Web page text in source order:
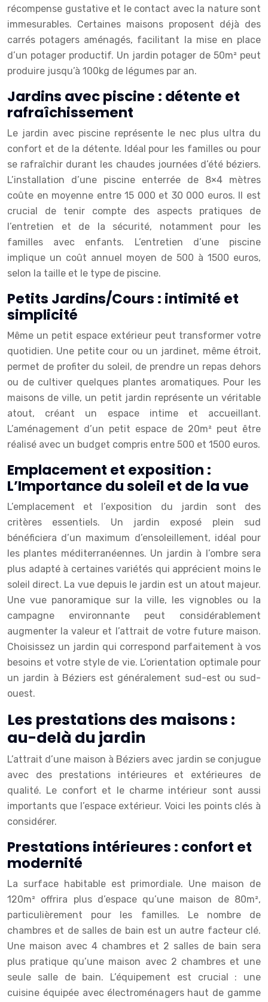
récompense gustative et le contact avec la nature sont
immesurables. Certaines maisons proposent déjà des
carrés potagers aménagés, facilitant la mise en place
d’un potager productif. Un jardin potager de 50m² peut
produire jusqu’à 100kg de légumes par an.
Jardins avec piscine : détente et
rafraîchissement
Le jardin avec piscine représente le nec plus ultra du
confort et de la détente. Idéal pour les familles ou pour
se rafraîchir durant les chaudes journées d’été béziers.
L’installation d’une piscine enterrée de 8×4 mètres
coûte en moyenne entre 15 000 et 30 000 euros. Il est
crucial de tenir compte des aspects pratiques de
l’entretien et de la sécurité, notamment pour les
familles avec enfants. L’entretien d’une piscine
implique un coût annuel moyen de 500 à 1500 euros,
selon la taille et le type de piscine.
Petits Jardins/Cours : intimité et
simplicité
Même un petit espace extérieur peut transformer votre
quotidien. Une petite cour ou un jardinet, même étroit,
permet de profiter du soleil, de prendre un repas dehors
ou de cultiver quelques plantes aromatiques. Pour les
maisons de ville, un petit jardin représente un véritable
atout, créant un espace intime et accueillant.
L’aménagement d’un petit espace de 20m² peut être
réalisé avec un budget compris entre 500 et 1500 euros.
Emplacement et exposition :
L’Importance du soleil et de la vue
L’emplacement et l’exposition du jardin sont des
critères essentiels. Un jardin exposé plein sud
bénéficiera d’un maximum d’ensoleillement, idéal pour
les plantes méditerranéennes. Un jardin à l’ombre sera
plus adapté à certaines variétés qui apprécient moins le
soleil direct. La vue depuis le jardin est un atout majeur.
Une vue panoramique sur la ville, les vignobles ou la
campagne environnante peut considérablement
augmenter la valeur et l’attrait de votre future maison.
Choisissez un jardin qui correspond parfaitement à vos
besoins et votre style de vie. L’orientation optimale pour
un jardin à Béziers est généralement sud-est ou sud-
ouest.
Les prestations des maisons :
au-delà du jardin
L’attrait d’une maison à Béziers avec jardin se conjugue
avec des prestations intérieures et extérieures de
qualité. Le confort et le charme intérieur sont aussi
importants que l’espace extérieur. Voici les points clés à
considérer.
Prestations intérieures : confort et
modernité
La surface habitable est primordiale. Une maison de
120m² offrira plus d’espace qu’une maison de 80m²,
particulièrement pour les familles. Le nombre de
chambres et de salles de bain est un autre facteur clé.
Une maison avec 4 chambres et 2 salles de bain sera
plus pratique qu’une maison avec 2 chambres et une
seule salle de bain. L’équipement est crucial : une
cuisine équipée avec électroménagers haut de gamme